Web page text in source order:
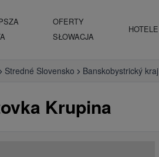
OFERTY
SŁOWACJA
HOTELE
Stredné Slovensko Banskobystrický kraj
Krupina